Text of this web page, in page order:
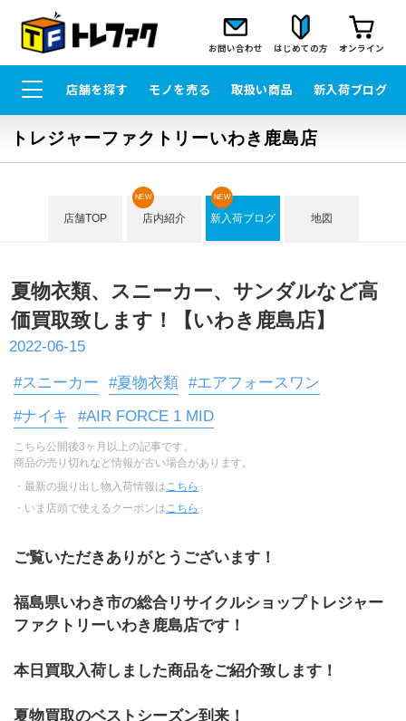
お問い合わせ はじめての方 オンライン
店舗を探す モノを売る 取扱い商品 新入荷ブログ
トレジャーファクトリーいわき鹿島店
店舗TOP 店内紹介
NEW
新入荷ブログ
NEW
地図
夏物衣類、スニーカー、サンダルなど高
価買取致します！【いわき鹿島店】
2022-06-15
#スニーカー #夏物衣類 #エアフォースワン
#ナイキ
#AIR FORCE 1 MID
こちら公開後3ヶ月以上の記事です。
商品の売り切れなど情報が古い場合があります。
・最新の掘り出し物入荷情報は こちら
・いま店頭で使えるクーポンは こちら
ご覧いただきありがとうございます！
福島県いわき市の総合リサイクルショップトレジャー
ファクトリーいわき鹿島店です！
本日買取入荷しました商品をご紹介致します！
夏物買取のベストシーズン到来！